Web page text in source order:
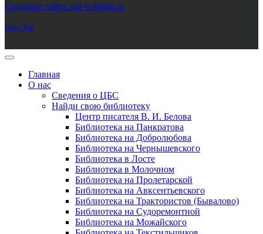
Создание сайта sait-vologda.ru
Goto Top
Главная
О нас
Сведения о ЦБС
Найди свою библиотеку
Центр писателя В. И. Белова
Библиотека на Панкратова
Библиотека на Добролюбова
Библиотека на Чернышевского
Библиотека в Лосте
Библиотека в Молочном
Библиотека на Пролетарской
Библиотека на Авксентьевского
Библиотека на Трактористов (Бывалово)
Библиотека на Судоремонтной
Библиотека на Можайского